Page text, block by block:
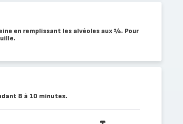
en remplissant les alvéoles aux ¾. Pour
8 à 10 minutes.